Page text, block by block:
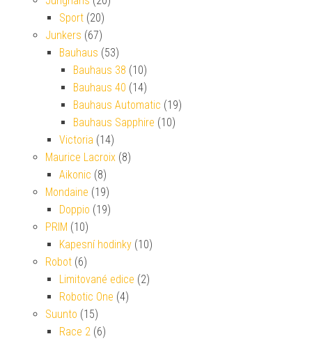
Sport (20)
Junkers (67)
Bauhaus (53)
Bauhaus 38 (10)
Bauhaus 40 (14)
Bauhaus Automatic (19)
Bauhaus Sapphire (10)
Victoria (14)
Maurice Lacroix (8)
Aikonic (8)
Mondaine (19)
Doppio (19)
PRIM (10)
Kapesní hodinky (10)
Robot (6)
Limitované edice (2)
Robotic One (4)
Suunto (15)
Race 2 (6)